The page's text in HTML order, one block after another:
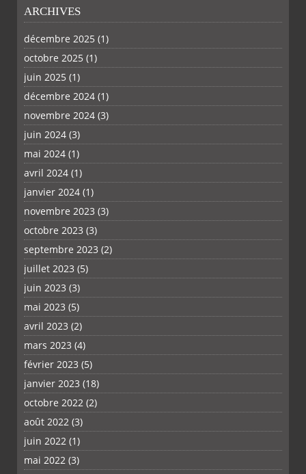
PLUS
ARCHIVES
décembre 2025 (1)
octobre 2025 (1)
juin 2025 (1)
décembre 2024 (1)
novembre 2024 (3)
juin 2024 (3)
mai 2024 (1)
avril 2024 (1)
janvier 2024 (1)
novembre 2023 (3)
octobre 2023 (3)
septembre 2023 (2)
juillet 2023 (5)
juin 2023 (3)
mai 2023 (5)
avril 2023 (2)
mars 2023 (4)
février 2023 (5)
janvier 2023 (18)
octobre 2022 (2)
août 2022 (3)
juin 2022 (1)
mai 2022 (3)